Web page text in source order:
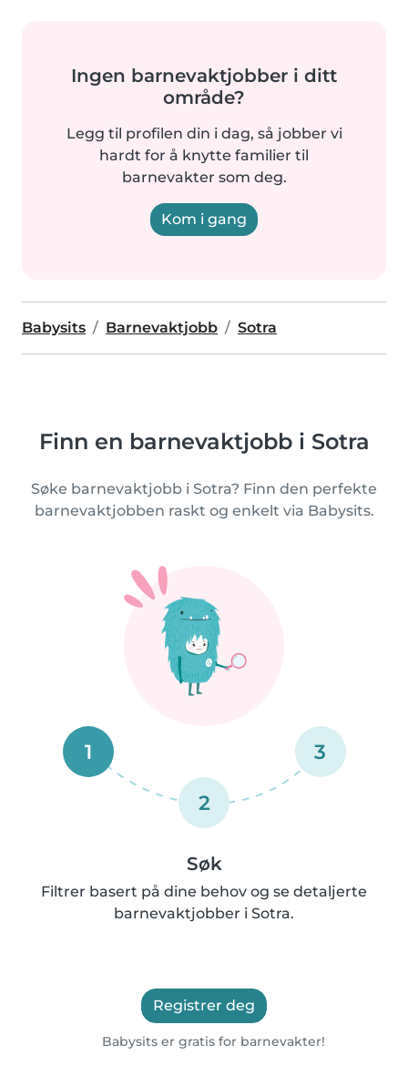
Ingen barnevaktjobber i ditt
område?
Legg til profilen din i dag, så jobber vi
hardt for å knytte familier til
barnevakter som deg.
Kom i gang
Babysits Barnevaktjobb Sotra
Finn en barnevaktjobb i Sotra
Søke barnevaktjobb i Sotra? Finn den perfekte
barnevaktjobben raskt og enkelt via Babysits.
1
2
3
Søk
Filtrer basert på dine behov og se detaljerte
barnevaktjobber i Sotra.
Registrer deg
Babysits er gratis for barnevakter!